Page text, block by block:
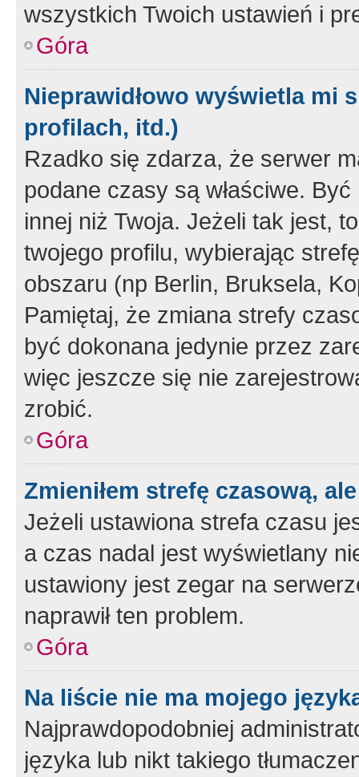
wszystkich Twoich ustawień i
Góra
Nieprawidłowo wyświetla mi
profilach, itd.)
Rzadko się zdarza, że serwer
podane czasy są właściwe.
innej niż Twoja. Jeżeli tak jest,
twojego profilu, wybierając
obszaru (np Berlin, Bruksela,
Pamiętaj, że zmiana strefy
być dokonana jedynie przez
więc jeszcze się nie
zrobić.
Góra
Zmieniłem strefę czasową,
Jeżeli ustawiona strefa czasu
a czas nadal jest wyświetlany
ustawiony jest zegar na
naprawił ten problem.
Góra
Na liście nie ma mojego
Najprawdopodobniej
języka lub nikt takiego